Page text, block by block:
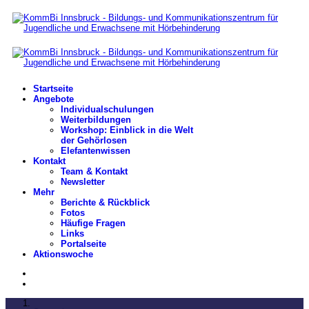
Startseite
Angebote
Individualschulungen
Weiterbildungen
Workshop: Einblick in die Welt
der Gehörlosen
Elefantenwissen
Kontakt
Team & Kontakt
Newsletter
Mehr
Berichte & Rückblick
Fotos
Häufige Fragen
Links
Portalseite
Aktionswoche